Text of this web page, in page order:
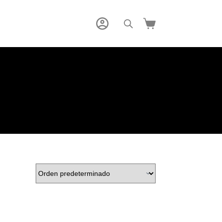
Carro